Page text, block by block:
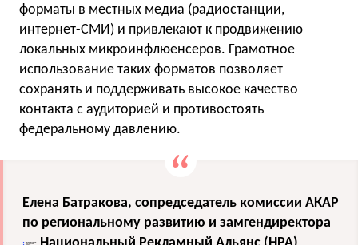
форматы в местных медиа (радиостанции,
интернет-СМИ) и привлекают к продвижению
локальных микроинфлюенсеров. Грамотное
использование таких форматов позволяет
сохранять и поддерживать высокое качество
контакта с аудиторией и противостоять
федеральному давлению.
Елена Батракова, сопредседатель комиссии АКАР
по региональному развитию и замгендиректора